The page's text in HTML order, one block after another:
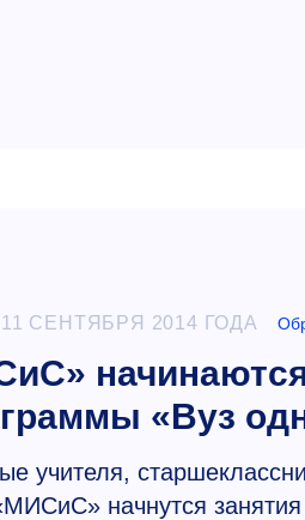
11 СЕНТЯБРЯ 2014 ГОДА
начинаются
«Вуз
учителя,
начнутся